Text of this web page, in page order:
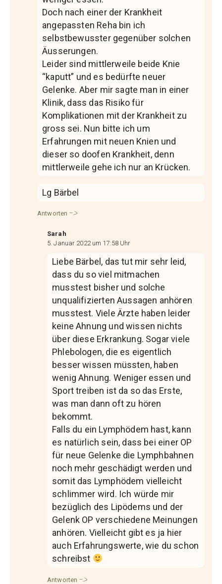
Doch nach einer der Krankheit
angepassten Reha bin ich
selbstbewusster gegenüber solchen
Äusserungen.
Leider sind mittlerweile beide Knie
“kaputt” und es bedürfte neuer
Gelenke. Aber mir sagte man in einer
Klinik, dass das Risiko für
Komplikationen mit der Krankheit zu
gross sei. Nun bitte ich um
Erfahrungen mit neuen Knien und
dieser so doofen Krankheit, denn
mittlerweile gehe ich nur an Krücken.
Lg Bärbel
Antworten
Sarah
5. Januar 2022 um 17:58 Uhr
Liebe Bärbel, das tut mir sehr leid,
dass du so viel mitmachen
musstest bisher und solche
unqualifizierten Aussagen anhören
musstest. Viele Ärzte haben leider
keine Ahnung und wissen nichts
über diese Erkrankung. Sogar viele
Phlebologen, die es eigentlich
besser wissen müssten, haben
wenig Ahnung. Weniger essen und
Sport treiben ist da so das Erste,
was man dann oft zu hören
bekommt.
Falls du ein Lymphödem hast, kann
es natürlich sein, dass bei einer OP
für neue Gelenke die Lymphbahnen
noch mehr geschädigt werden und
somit das Lymphödem vielleicht
schlimmer wird. Ich würde mir
bezüglich des Lipödems und der
Gelenk OP verschiedene Meinungen
anhören. Vielleicht gibt es ja hier
auch Erfahrungswerte, wie du schon
schreibst
Antworten